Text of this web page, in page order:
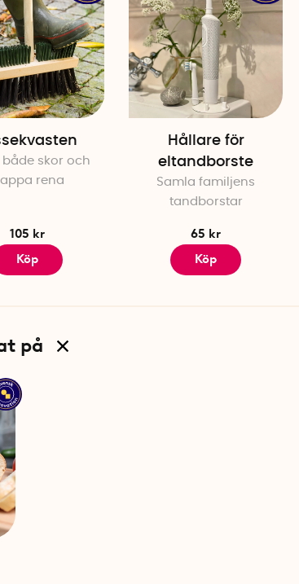
både skor och
rena
105 kr
Köp
Hållare för
eltandborste
Samla familjens
tandborstar
65 kr
Köp
på